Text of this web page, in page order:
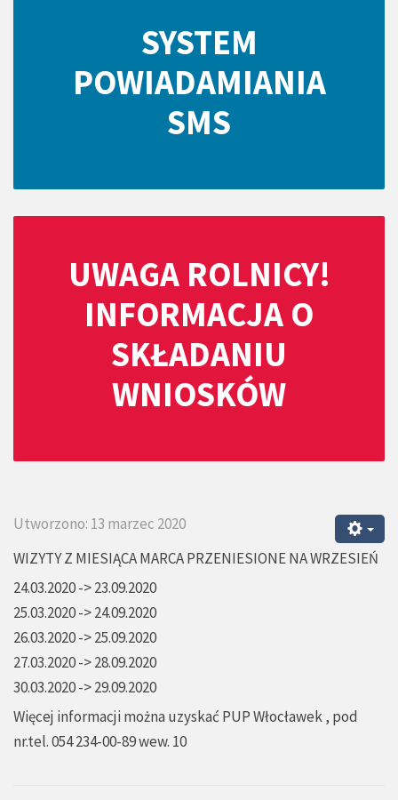
SYSTEM
POWIADAMIANIA
SMS
UWAGA ROLNICY!
INFORMACJA O
SKŁADANIU
WNIOSKÓW
Utworzono: 13 marzec 2020
WIZYTY Z MIESIĄCA MARCA PRZENIESIONE NA WRZESIEŃ
24.03.2020 -> 23.09.2020
25.03.2020 -> 24.09.2020
26.03.2020 -> 25.09.2020
27.03.2020 -> 28.09.2020
30.03.2020 -> 29.09.2020
Więcej informacji można uzyskać PUP Włocławek , pod
nr.tel. 054 234-00-89 wew. 10